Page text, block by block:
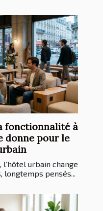
fonctionnalité à
donne pour le
urbain change
longtemps pensés...